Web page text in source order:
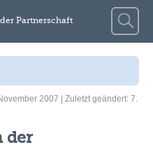
Partnerschaft
Suche
nach:
2007 | Zuletzt geändert: 7.
der